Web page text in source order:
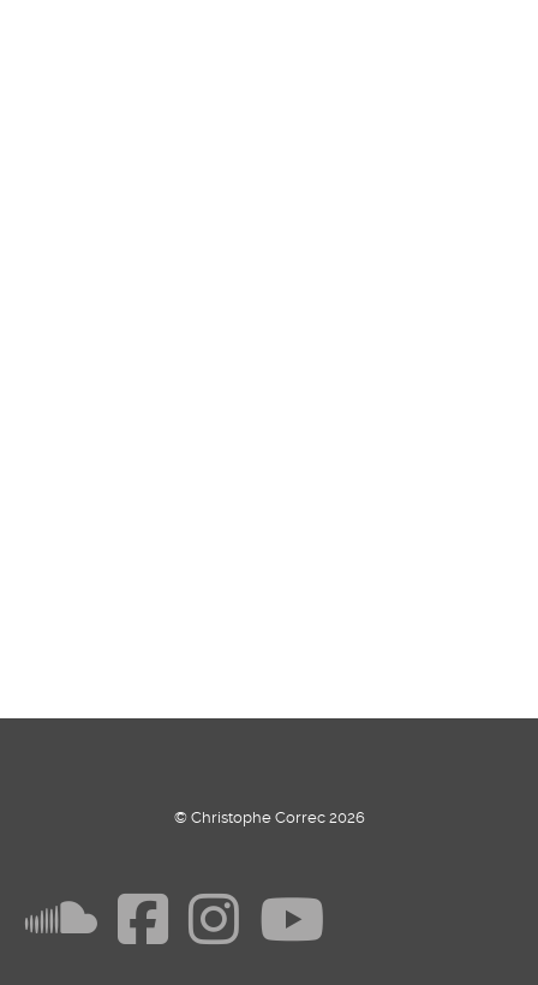
© Christophe Correc 2026